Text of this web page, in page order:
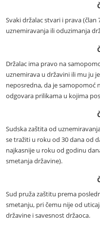
Svaki držalac stvari i prava
uznemiravanja ili oduzimanja
Držalac ima pravo na
uznemirava u državini ili mu ju
neposredna, da je samopomoć
odgovara prilikama u kojima
Sudska zaštita od
se tražiti u roku od 30 dana od
najkasnije u roku od godinu
smetanja državine).
Sud pruža zaštitu prema
smetanju, pri čemu nije od
državine i savesnost držaoca.